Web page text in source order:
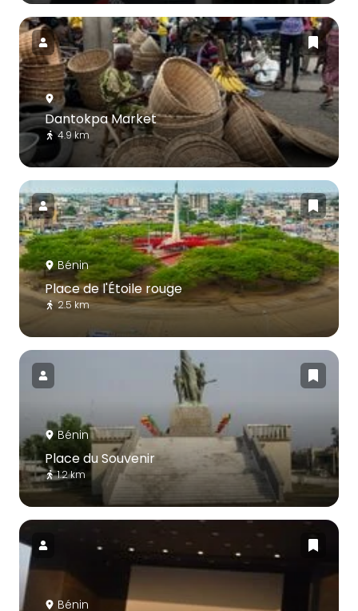
Dantokpa Market
4.9 km
Bénin
Place de l'Étoile rouge
2.5 km
Bénin
Place du Souvenir
1.2 km
Bénin